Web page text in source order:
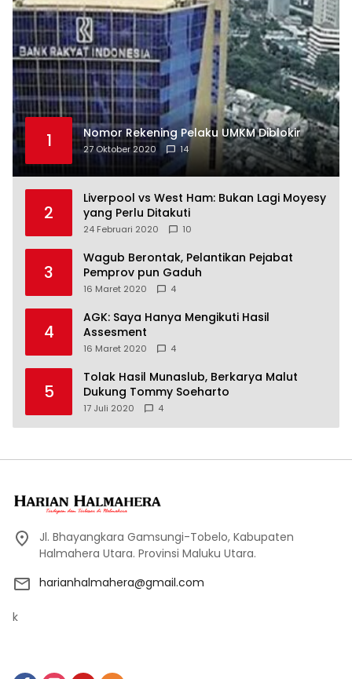
1 Nomor Rekening Pelaku UMKM Diblokir
27 Oktober 2020 14
2
Liverpool vs West Ham: Bukan Lagi Moyesy
yang Perlu Ditakuti
24 Februari 2020 10
3
Wagub Berontak, Pelantikan Pejabat
Pemprov pun Gaduh
16 Maret 2020 4
4
AGK: Saya Hanya Mengikuti Hasil
Assesment
16 Maret 2020 4
5
Tolak Hasil Munaslub, Berkarya Malut
Dukung Tommy Soeharto
17 Juli 2020 4
Jl. Bhayangkara Gamsungi-Tobelo, Kabupaten
Halmahera Utara. Provinsi Maluku Utara.
harianhalmahera@gmail.com
k